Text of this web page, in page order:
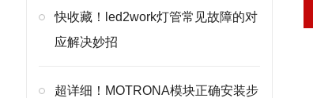
快收藏！led2work灯管常见故障的对
应解决妙招
超详细！MOTRONA模块正确安装步